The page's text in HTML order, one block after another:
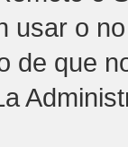
usar o
de que